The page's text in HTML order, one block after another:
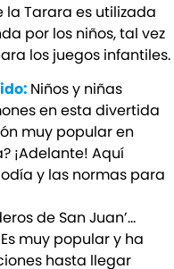
Tarara es utilizada
por los niños, tal vez
los juegos infantiles.
Niños y niñas
en esta divertida
muy popular en
¡Adelante! Aquí
y las normas para
de San Juan’…
muy popular y ha
hasta llegar